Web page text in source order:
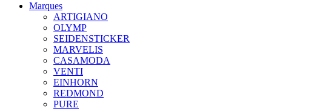
Marques
ARTIGIANO
OLYMP
SEIDENSTICKER
MARVELIS
CASAMODA
VENTI
EINHORN
REDMOND
PURE